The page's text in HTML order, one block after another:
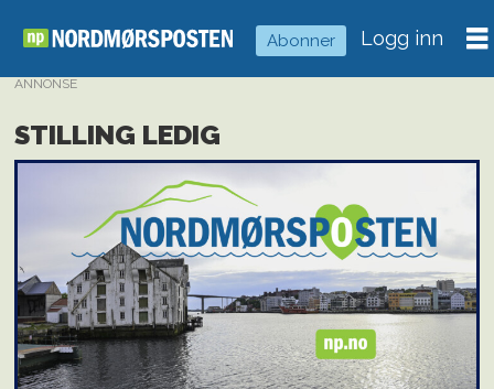
Abonner Logg inn
ANNONSE
STILLING LEDIG